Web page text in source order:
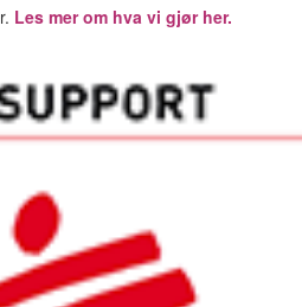
Les mer om hva vi gjør her.